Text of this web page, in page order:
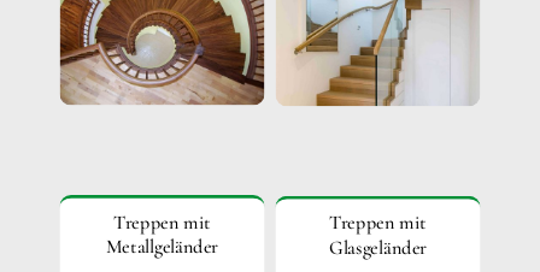
Treppen mit
Metallgeländer
Treppen mit
Glasgeländer